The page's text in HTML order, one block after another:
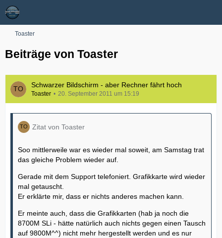
Toaster
Beiträge von Toaster
Schwarzer Bildschirm - aber Rechner fährt hoch
Toaster 20. September 2011 um 15:19
Zitat von Toaster
Soo mittlerweile war es wieder mal soweit, am Samstag trat
das gleiche Problem wieder auf.
Gerade mit dem Support telefoniert. Grafikkarte wird wieder
mal getauscht.
Er erklärte mir, dass er nichts anderes machen kann.
Er meinte auch, dass die Grafikkarten (hab ja noch die
8700M SLi - hätte natürlich auch nichts gegen einen Tausch
auf 9800M^^) nicht mehr hergestellt werden und es nur